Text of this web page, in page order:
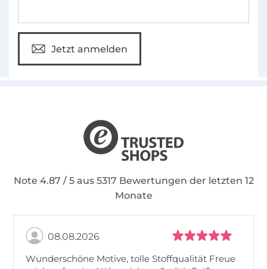
Jetzt anmelden
Note 4.87 / 5 aus 5317 Bewertungen der letzten 12
Monate
08.08.2026
Wunderschöne Motive, tolle Stoffqualität Freue